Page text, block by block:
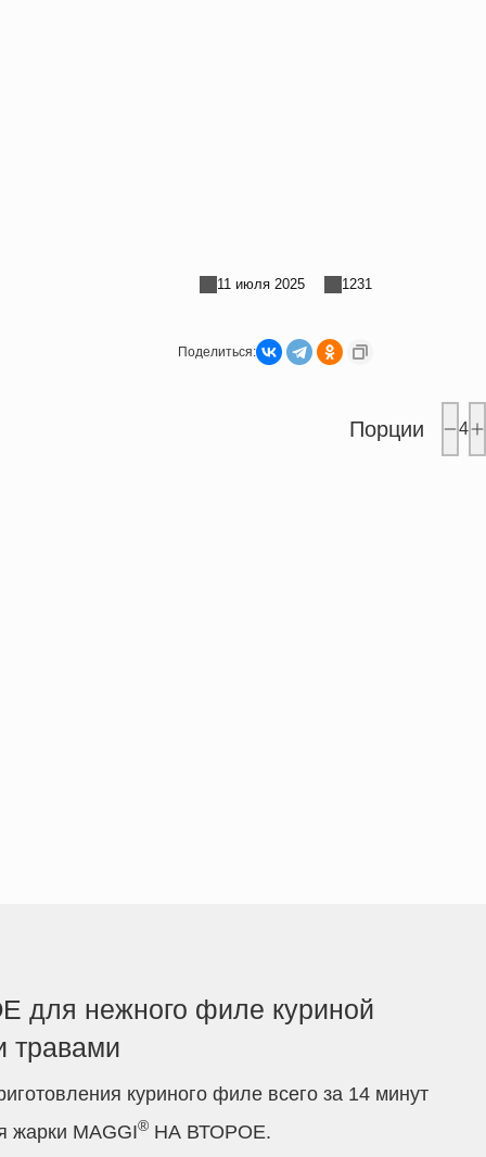
11 июля 2025 1231
Поделиться:
Порции 4
для нежного филе куриной
травами
куриного филе всего за 14 минут
жарки MAGGI® НА ВТОРОЕ.